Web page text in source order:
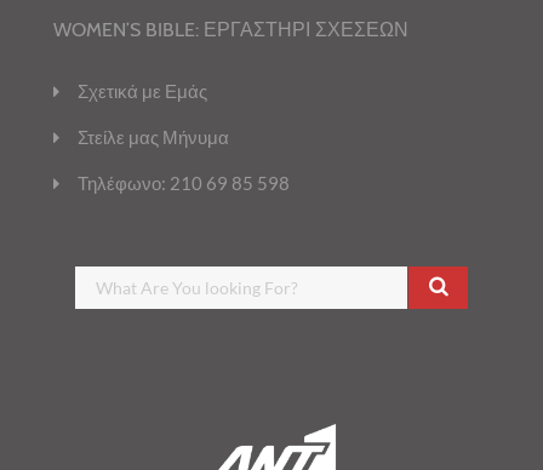
WOMEN’S BIBLE: ΕΡΓΑΣΤΗΡΙ ΣΧΕΣΕΩΝ
Σχετικά με Εμάς
Στείλε μας Μήνυμα
Τηλέφωνο: 210 69 85 598